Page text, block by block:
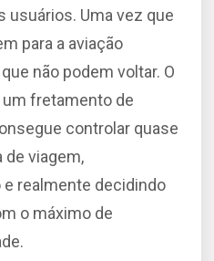
usuários. Uma vez que
para a aviação
não podem voltar. O
um fretamento de
controlar quase
de viagem,
realmente decidindo
o máximo de